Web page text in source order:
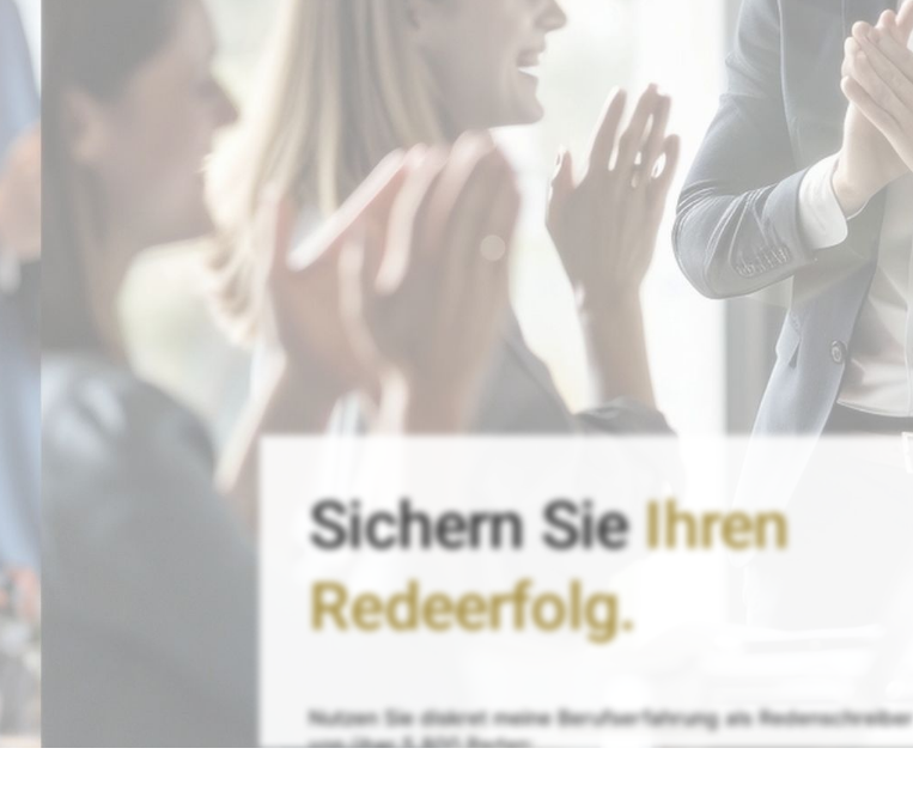
Sichern SieIhren
Redeerfolg.
Nutzen Siediskret meine Berufserfahrungals Redenschreiber
vonüber 5.800 Reden: